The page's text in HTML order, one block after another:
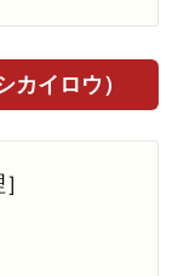
カイロウ）